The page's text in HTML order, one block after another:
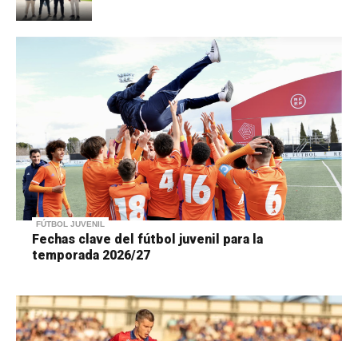
FÚTBOL JUVENIL
Fechas clave del fútbol juvenil para la
temporada 2026/27